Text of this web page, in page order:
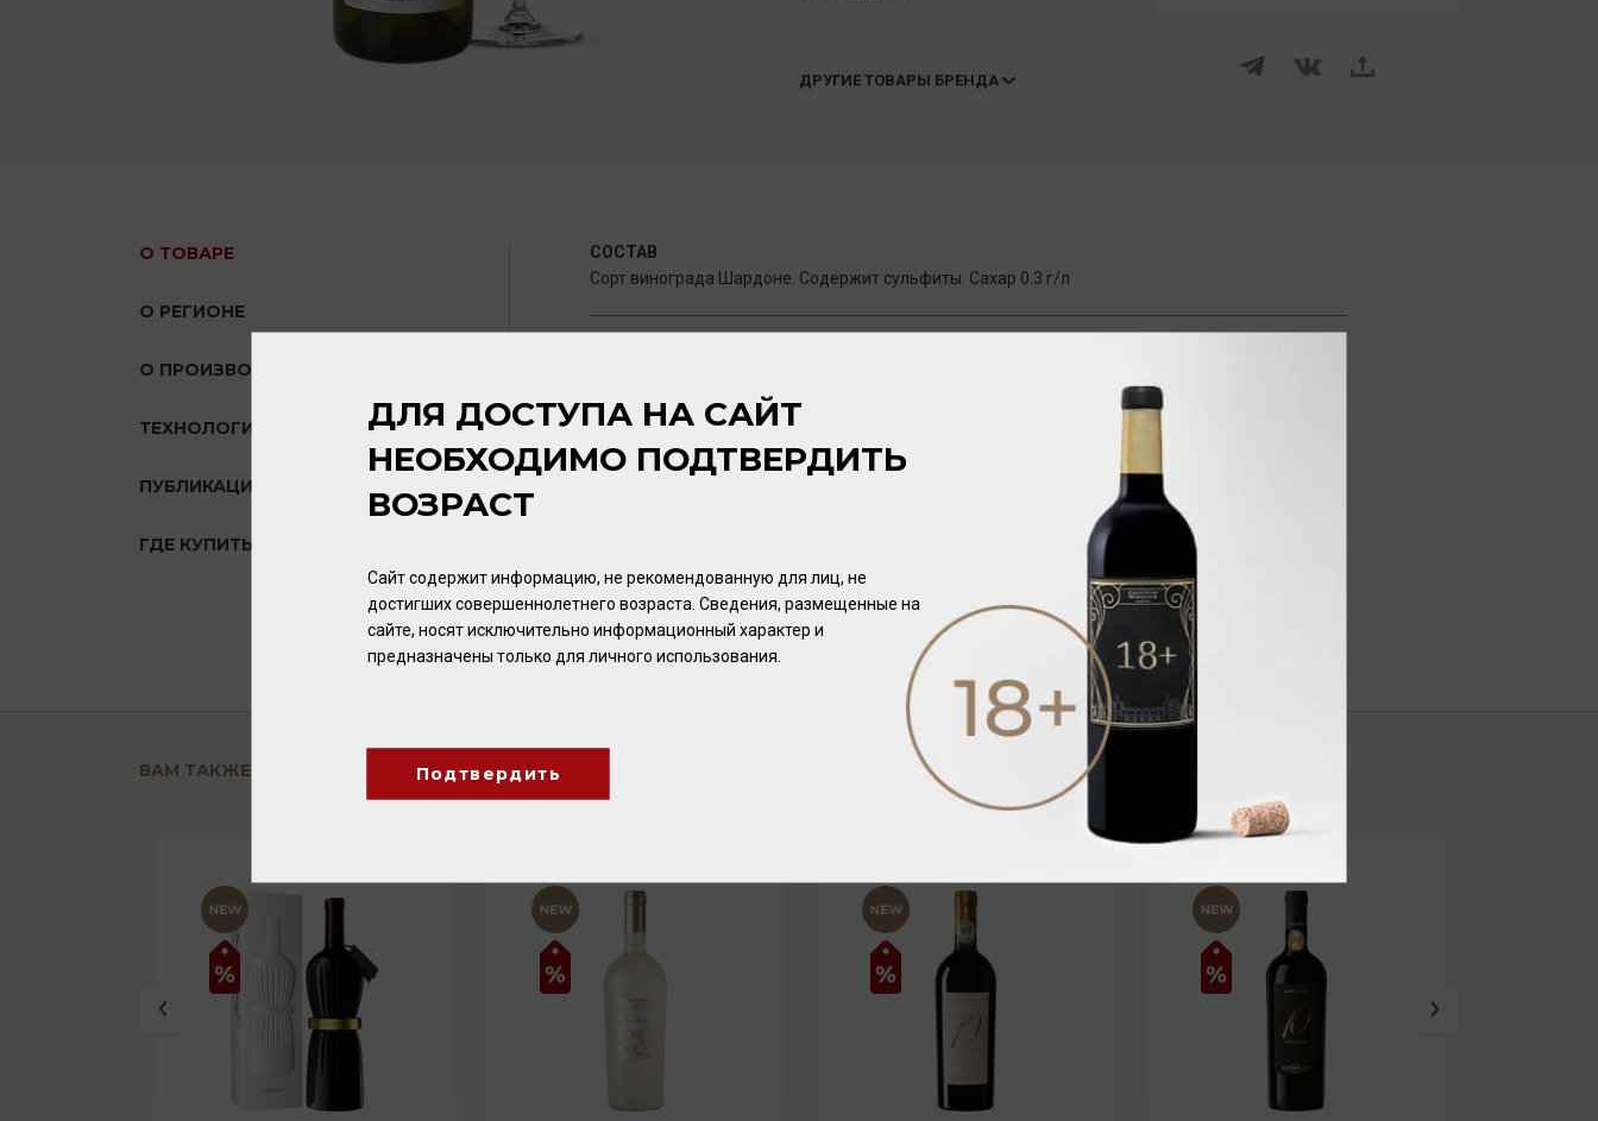
ДРУГИЕ ТОВАРЫ БРЕНДА
О ТОВАРЕ
О РЕГИОНЕ
О ПРОИЗВОДИТЕЛЕ
ТЕХНОЛОГИЯ
ПУБЛИКАЦИИ О ТОВАРЕ
ГДЕ КУПИТЬ?
СОСТАВ
Сорт винограда Шардоне. Содержит сульфиты. Сахар 0.3 г/л
АРОМАТ
Минеральный. Раскрывается тонами тропических фруктов и цитрусовых в сочетании со
ВКУС
Сложный, маслянистый, шелковистый с длительным послевкусием.
ВАМ ТАКЖЕ ПОНРАВИТСЯ
ДЛЯ ДОСТУПА НА САЙТ
НЕОБХОДИМО ПОДТВЕРДИТЬ
ВОЗРАСТ
Сайт содержит информацию, не рекомендованную для лиц, не
достигших совершеннолетнего возраста. Сведения, размещенные на
сайте, носят исключительно информационный характер и
предназначены только для личного использования.
Подтвердить